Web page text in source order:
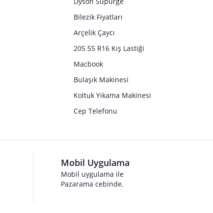
Bilezik Fiyatları
Arçelik Çaycı
205 55 R16 Kış Lastiği
Macbook
Bulaşık Makinesi
Koltuk Yıkama Makinesi
Cep Telefonu
Mobil Uygulama
Mobil uygulama ile
Pazarama cebinde.